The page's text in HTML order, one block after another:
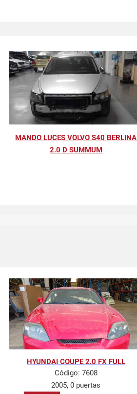
MANDO LUCES VOLVO S40 BERLINA
2.0 D SUMMUM
HYUNDAI COUPE 2.0 FX FULL
Código: 7608
2005, 0 puertas